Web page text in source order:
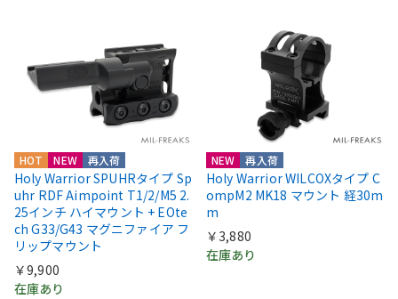
HOT NEW 再入荷
Holy Warrior SPUHRタイプ Sp
uhr RDF Aimpoint T1/2/M5 2.
25インチ ハイマウント + EOte
ch G33/G43 マグニファイア フ
リップマウント
￥9,900
在庫あり
NEW 再入荷
Holy Warrior WILCOXタイプ C
ompM2 MK18 マウント 経30m
m
￥3,880
在庫あり